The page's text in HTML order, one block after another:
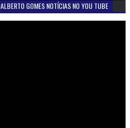
GOMES NOTÍCIAS NO YOU TUBE